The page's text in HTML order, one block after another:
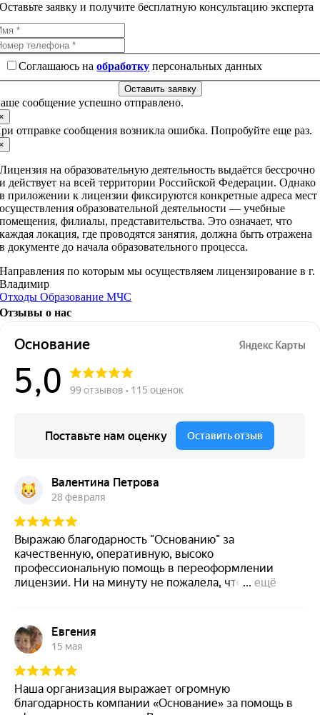
Оставьте заявку и получите бесплатную консультацию эксперта
Соглашаюсь наобработку персональных данных
Оставить заявку
сообщение успешно отправлено.
отправке сообщения возникла ошибка. Попробуйте еще раз.
Лицензия на образовательную деятельность выдаётся бессрочно
и действует на всей территории Российской Федерации. Однако
в приложении к лицензии фиксируются конкретные адреса мест
осуществления образовательной деятельности — учебные
помещения, филиалы, представительства. Это означает, что
каждая локация, где проводятся занятия, должна быть отражена
в документе до начала образовательного процесса.
Направления по которым мы осуществляем лицензирование в г.
Владимир
ОтходыОбразованиеМЧС
Отзывы о нас